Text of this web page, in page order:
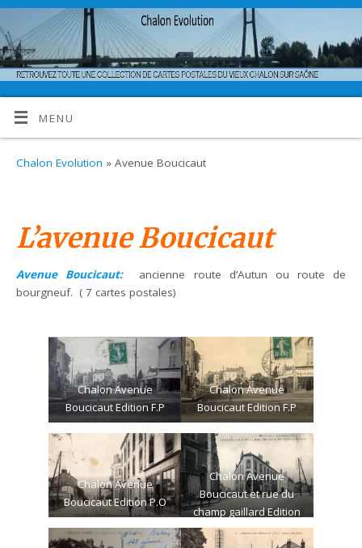
MENU
Chalon Evolution » Avenue Boucicaut
L’avenue Boucicaut
Avenue Boucicaut:
ancienne route d’Autun ou route de
bourgneuf. ( 7 cartes postales)
Chalon Avenue
Boucicaut Edition F.P
Chalon Avenue
Boucicaut Edition F.P
Chalon Avenue
Boucicaut Edition P.O
Chalon Avenue
Boucicaut et rue du
champ gaillard Edition
B.F